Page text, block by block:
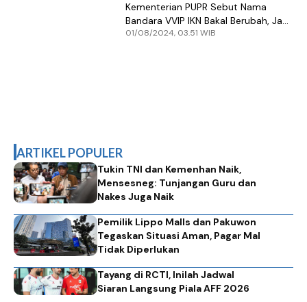
Kementerian PUPR Sebut Nama
Bandara VVIP IKN Bakal Berubah, Jadi
Apa?
01/08/2024, 03.51 WIB
ARTIKEL POPULER
Tukin TNI dan Kemenhan Naik,
Mensesneg: Tunjangan Guru dan
Nakes Juga Naik
Pemilik Lippo Malls dan Pakuwon
Tegaskan Situasi Aman, Pagar Mal
Tidak Diperlukan
Tayang di RCTI, Inilah Jadwal
Siaran Langsung Piala AFF 2026